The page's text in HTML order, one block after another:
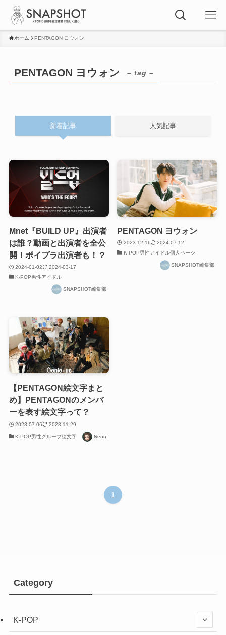
ホーム PENTAGON ヨウォン
PENTAGON ヨウォン – tag –
新着記事 人気記事
Mnet『BUILD UP』出演者
は誰？動画と出演者を全公
開！ボイプラ出演者も！？
2024-01-02
2024-03-17
K-POP男性アイドル
SNAPSHOT編集部
PENTAGON ヨウォン
2023-12-16
2024-07-12
K-POP男性アイドル個人ページ
SNAPSHOT編集部
【PENTAGON絵文字まと
め】PENTAGONのメンバ
ーを表す絵文字って？
2023-07-06 2023-11-29
K-POP男性グループ絵文字 Neon
1
Category
K-POP